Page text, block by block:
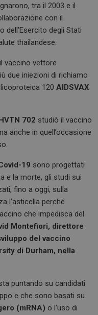
tra il 2003 e il
con il
dell’Esercito degli Stati
thailandese.
vaccino vettore
due iniezioni di richiamo
120AIDSVAX
702 studiò il vaccino
anche in quell’occasione
19 sono progettati
e la morte, gli studi sui
fino a oggi, sulla
l’asticella perché
che impedisca del
Montefiori, direttore
del vaccino
di Durham, nella
puntando su candidati
e che sono basati su
(mRNA) o l’uso di